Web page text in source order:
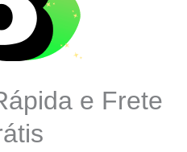
e Frete